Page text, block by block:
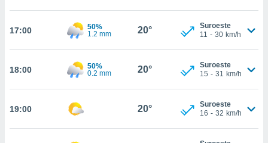
aunque
no
abono
17:00
50%
1.2 mm
20°
Suroeste
11 - 30 km/h
18:00
50%
0.2 mm
20°
Suroeste
15 - 31 km/h
19:00 20°
Suroeste
16 - 32 km/h